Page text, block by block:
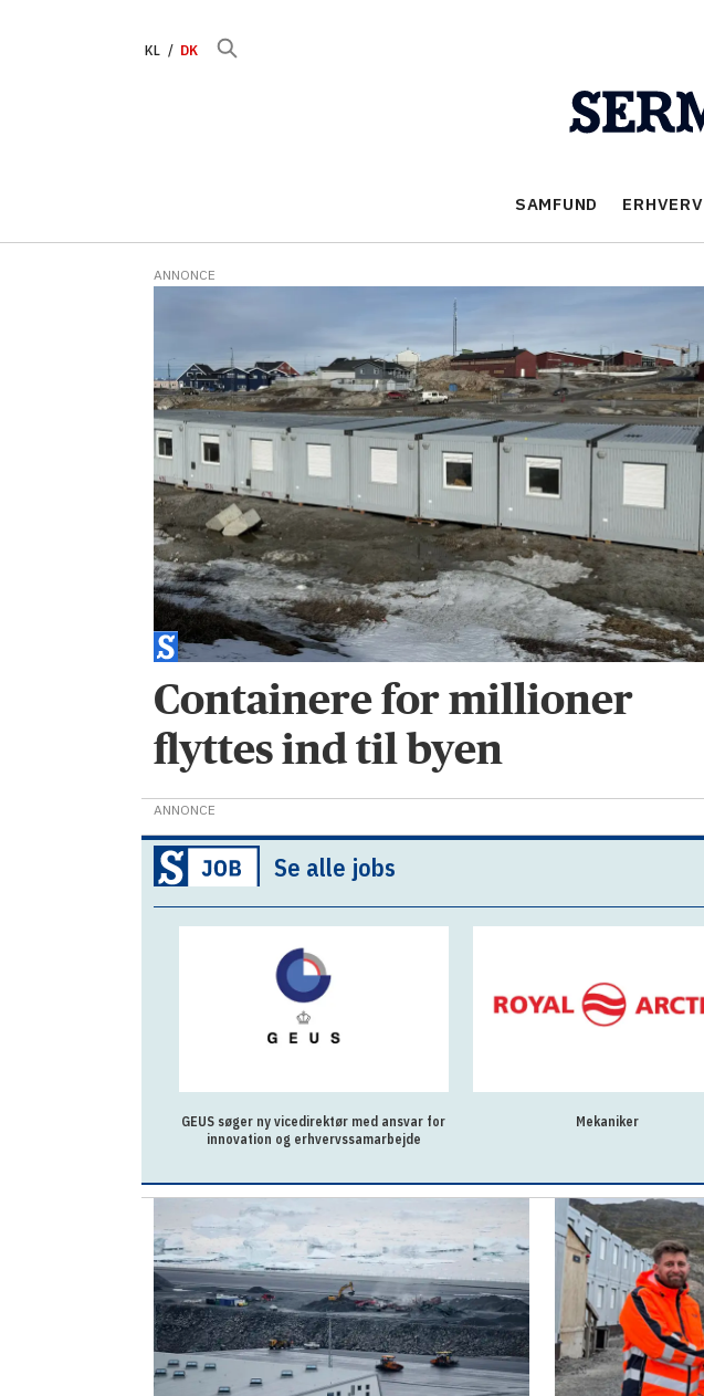
KL DK
SAMFUND ERHVERV
munck
gruppen
ANNONCE
Containere for millioner
flyttes ind til byen
ANNONCE
Se alle jobs
GEUS søger ny vicedirektør med ansvar for
innovation og erhvervssamarbejde
Mekaniker